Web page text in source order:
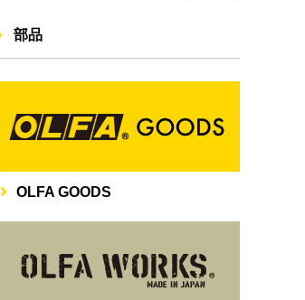
部品
OLFA GOODS